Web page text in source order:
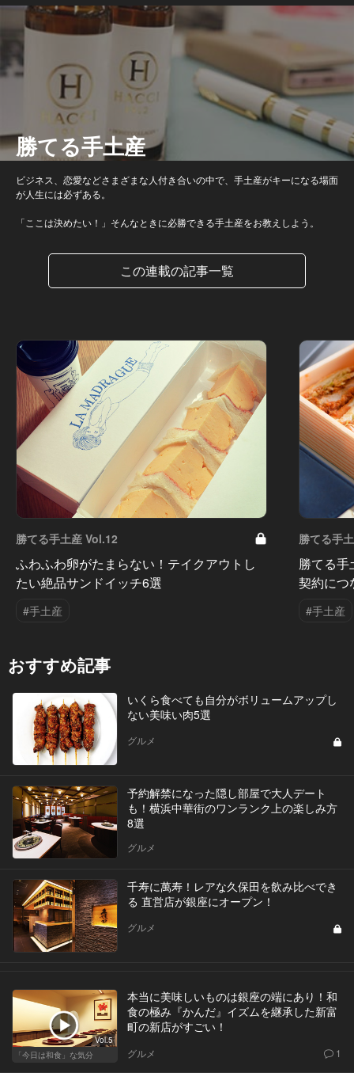
勝てる手土産
ビジネス、恋愛などさまざまな人付き合いの中で、手土産がキーになる場面
が人生には必ずある。
「ここは決めたい！」そんなときに必勝できる手土産をお教えしよう。
この連載の記事一覧
勝てる手土産 Vol.12
ふわふわ卵がたまらない！テイクアウトし
たい絶品サンドイッチ6選
#手土産
勝てる手
勝てる
契約につ
#手土産
おすすめ記事
いくら食べても自分がボリュームアップし
ない美味い肉5選
グルメ
予約解禁になった隠し部屋で大人デート
も！横浜中華街のワンランク上の楽しみ方
8選
グルメ
千寿に萬寿！レアな久保田を飲み比べでき
る 直営店が銀座にオープン！
グルメ
Vol.5
「今日は和食」な気分
本当に美味しいものは銀座の端にあり！和
食の極み『かんだ』イズムを継承した新富
町の新店がすごい！
グルメ 1